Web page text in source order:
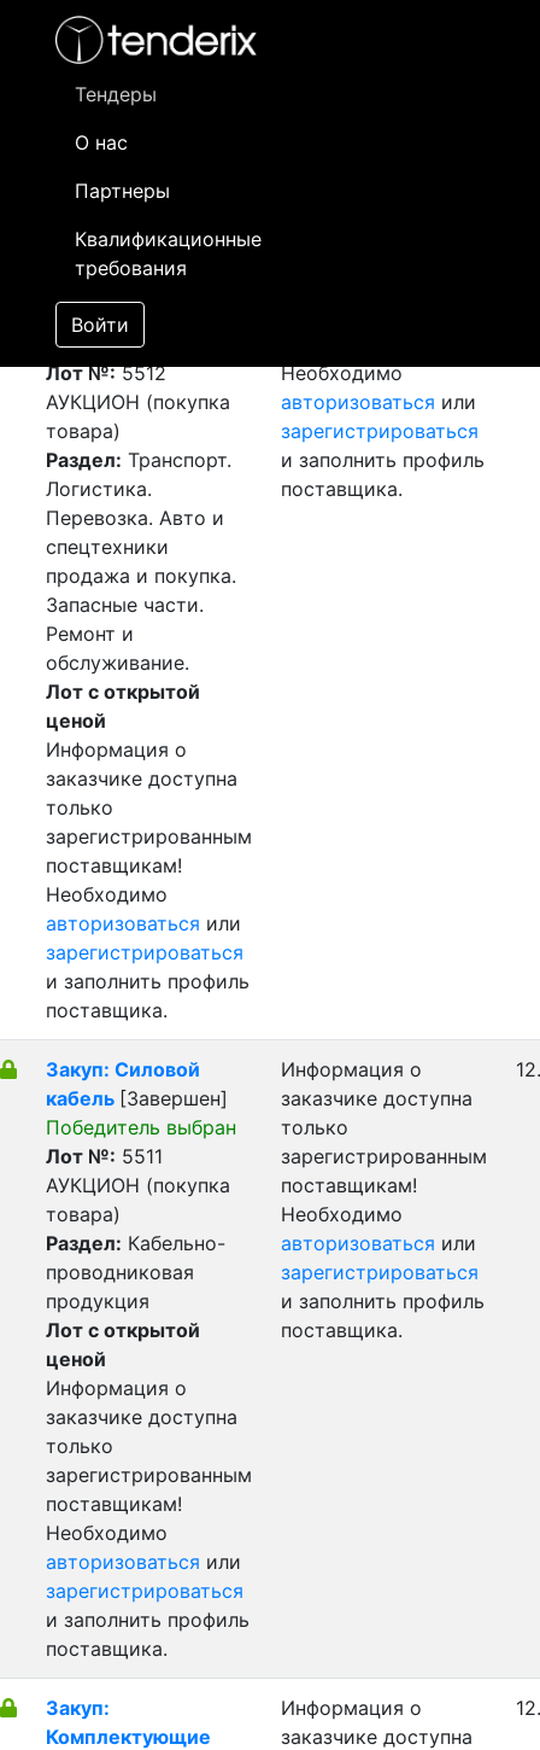
Тендеры
О нас
Партнеры
Квалификационные
требования
Войти
- активный лот
- сохраненный лот (не опубликован)
Закупка: Перевозка
г.Актау (РК) -
г.Атырау (РК)
[Завершен]
Победитель выбран
Лот №:5512
АУКЦИОН (покупка
товара)
Раздел: Транспорт.
Логистика.
Перевозка. Авто и
спецтехники
продажа и покупка.
Запасные части.
Ремонт и
обслуживание.
Лот с открытой
ценой
Информация о
заказчике доступна
только
зарегистрированным
поставщикам!
Необходимо
авторизоваться или
зарегистрироваться
и заполнить профиль
поставщика.
Необходимо
авторизоваться или
зарегистрироваться
и заполнить профиль
поставщика.
Закуп: Силовой
кабель [Завершен]
Победитель выбран
Лот №: 5511
АУКЦИОН (покупка
товара)
Раздел: Кабельно-
проводниковая
продукция
Лот с открытой
ценой
Информация о
заказчике доступна
только
зарегистрированным
поставщикам!
Необходимо
авторизоваться или
зарегистрироваться
и заполнить профиль
поставщика.
Информация о
заказчике доступна
только
зарегистрированным
поставщикам!
Необходимо
авторизоваться или
зарегистрироваться
и заполнить профиль
поставщика.
Закуп:
Комплектующие
Информация о
заказчике доступна